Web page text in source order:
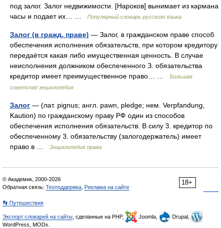
под залог. Залог недвижимости. [Нароков] вынимает из кармана
часы и подает их… …
Популярный словарь русского языка
Залог (в гражд. праве) — Залог, в гражданском праве способ
обеспечения исполнения обязательств, при котором кредитору
передаётся какая либо имущественная ценность. В случае
неисполнения должником обеспеченного З. обязательства
кредитор имеет преимущественное право… …
Большая
советская энциклопедия
Залог — (лат. pignus; англ. pawn, pledge; нем. Verpfandung,
Kaution) по гражданскому праву РФ один из способов
обеспечения исполнения обязательств. В силу 3. кредитор по
обеспеченному 3. обязательству (залогодержатель) имеет
право в …
Энциклопедия права
18+
© Академик, 2000-2026
Обратная связь: Техподдержка Реклама на сайте
👣 Путешествия
Экспорт словарей на сайты , сделанные на PHP, Joomla,
Drupal,
WordPress, MODx.